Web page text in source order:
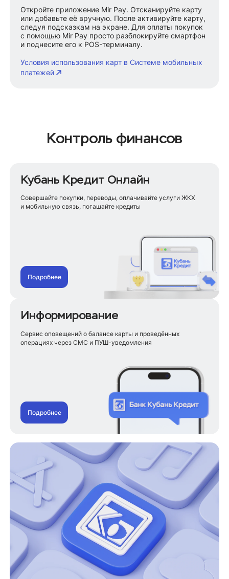
Откройте приложение Mir Pay. Отсканируйте карту
или добавьте её вручную. После активируйте карту,
следуя подсказкам на экране. Для оплаты покупок
с помощью Mir Pay просто разблокируйте смартфон
и поднесите его к POS-терминалу.
Условия использования карт в Системе мобильных
платежей
Контроль финансов
Кубань Кредит Онлайн
Совершайте покупки, переводы, оплачивайте услуги ЖКХ
и мобильную связь, погашайте кредиты
Подробнее
Информирование
Сервис оповещений о балансе карты и проведённых
операциях через СМС и ПУШ-уведомления
Подробнее